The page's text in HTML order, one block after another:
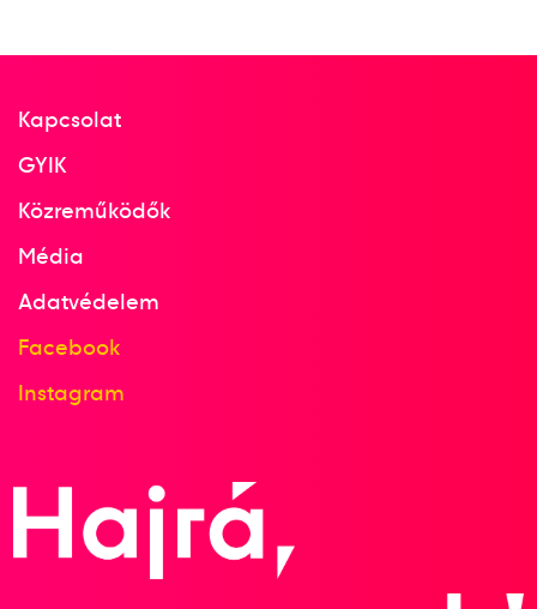
Kapcsolat
GYIK
Közreműködők
Média
Adatvédelem
Facebook
Instagram